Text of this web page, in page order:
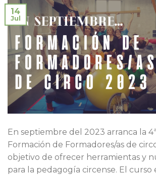
14
Jul
En septiembre del 2023 arranca la
Formación de Formadores/as de
objetivo de ofrecer herramientas y
para la pedagogía circense. El curso